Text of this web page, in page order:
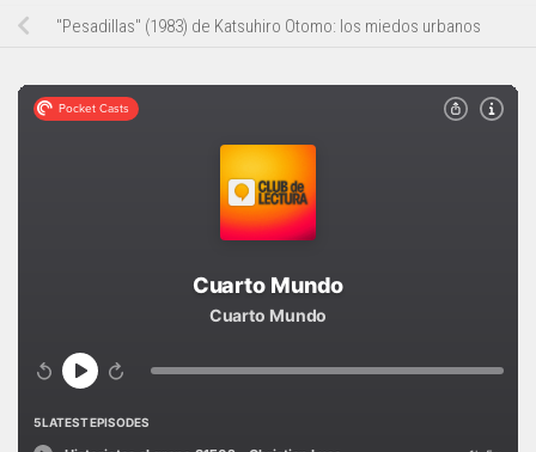
"Pesadillas" (1983) de Katsuhiro Otomo: los miedos urbanos